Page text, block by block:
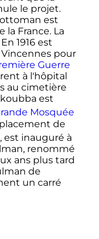
le projet.
est
France. La
1916 est
pour
Guerre
à l'hôpital
au cimetière
est
Mosquée
de
est inauguré à
renommé
ans plus tard
de
un carré